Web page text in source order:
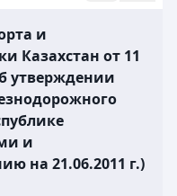
и
Казахстан от 11
утверждении
и
на 21.06.2011 г.)